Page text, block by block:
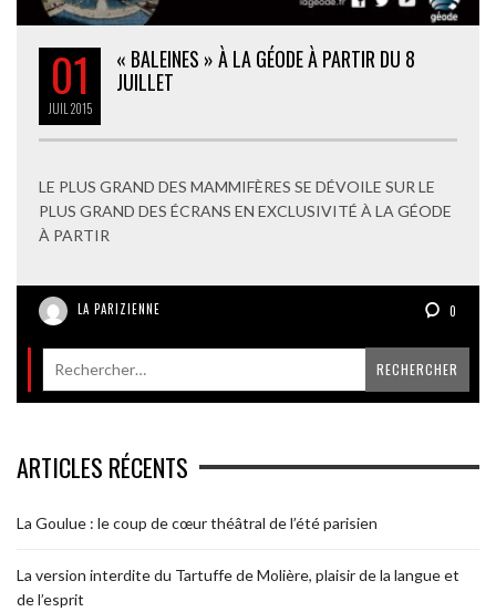
01
JUIL 2015
« BALEINES » À LA GÉODE À PARTIR DU 8
JUILLET
LE PLUS GRAND DES MAMMIFÈRES SE DÉVOILE SUR LE
PLUS GRAND DES ÉCRANS EN EXCLUSIVITÉ À LA GÉODE
À PARTIR
LA PARIZIENNE 0
ARTICLES RÉCENTS
La Goulue : le coup de cœur théâtral de l’été parisien
La version interdite du Tartuffe de Molière, plaisir de la langue et
de l’esprit